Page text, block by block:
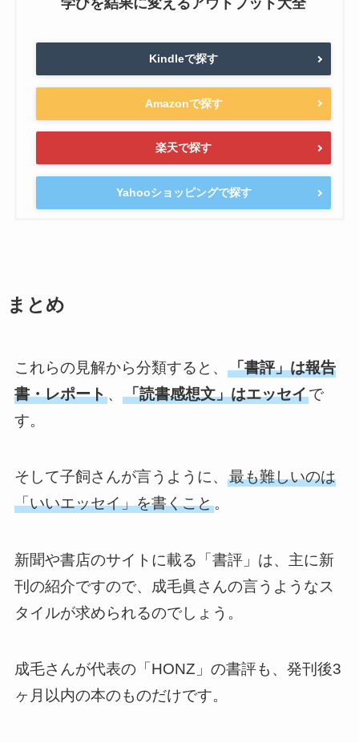
学びを結果に変えるアウトプット大全
Kindleで探す
Amazonで探す
楽天で探す
Yahooショッピングで探す
まとめ
これらの見解から分類すると、 「書評」は報告
書・レポート、 「読書感想文」はエッセイで
す。
そして子飼さんが言うように、 最も難しいのは
「いいエッセイ」を書くこと。
新聞や書店のサイトに載る「書評」は、主に新
刊の紹介ですので、成毛眞さんの言うようなス
タイルが求められるのでしょう。
成毛さんが代表の「HONZ」の書評も、発刊後3
ヶ月以内の本のものだけです。